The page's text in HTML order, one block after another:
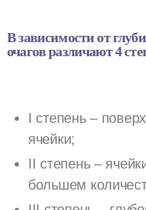
В зависимости от
очагов различают 4
I степень –
ячейки;
II степень –
большем